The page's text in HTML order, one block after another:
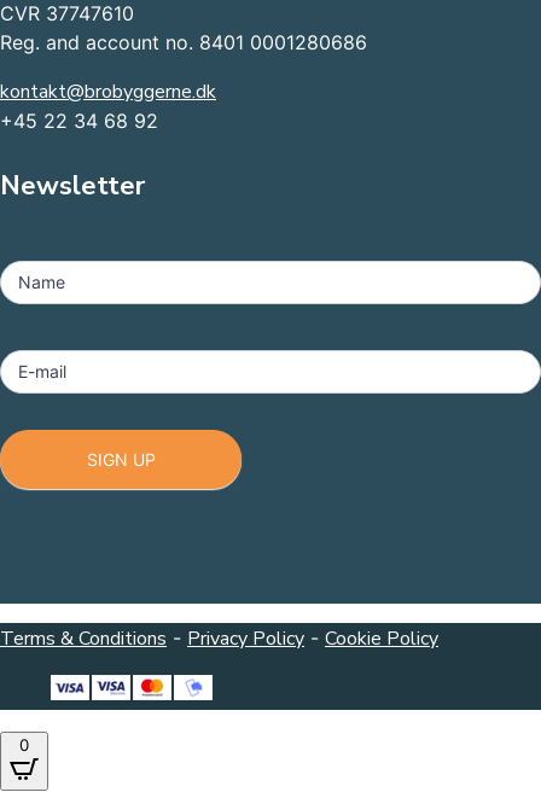
CVR 37747610
Reg. and account no. 8401 0001280686
kontakt@brobyggerne.dk
+45 22 34 68 92
Newsletter
-
Footer
Name
E-mail
SIGN UP
Terms & Conditions - Privacy Policy - Cookie Policy
0